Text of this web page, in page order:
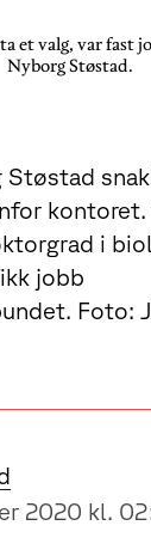
et valg, var fast
Nyborg Støstad.
Støstad
i
jobb
Foto:
2020 kl.